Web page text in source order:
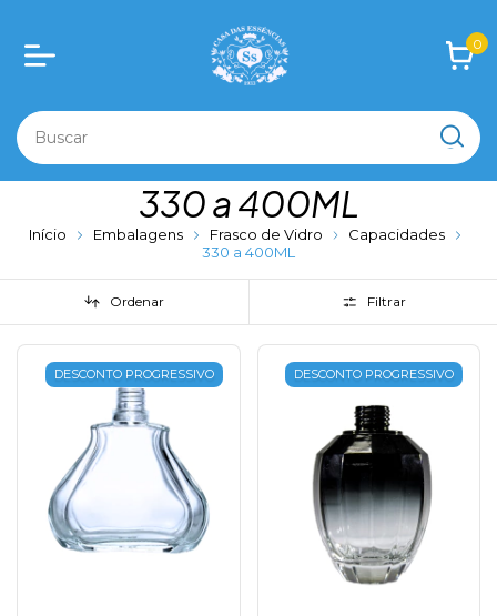
0
330 a 400ML
Início Embalagens Frasco de Vidro
Capacidades
330 a 400ML
Ordenar Filtrar
DESCONTO PROGRESSIVO DESCONTO PROGRESSIVO